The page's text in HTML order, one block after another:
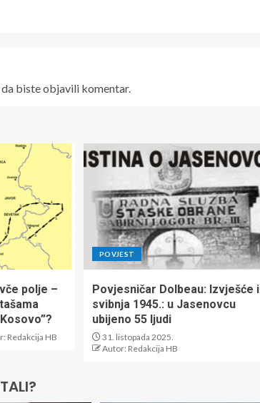
da biste objavili komentar.
polje –
Redakcija HB
POVJEST
Povjesničar Dolbeau: Izvješće
svibnja 1945.: u Jasenovcu
ubijeno 55 ljudi
31. listopada 2025.
Autor: Redakcija HB